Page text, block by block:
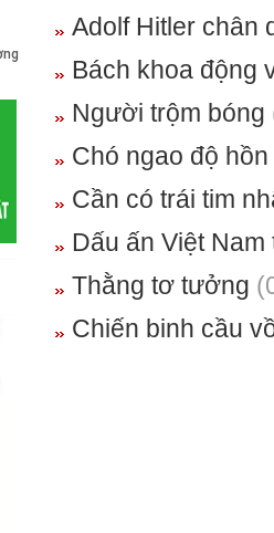
Adolf Hitler chân
Bách khoa động
Người trộm bóng
Chó ngao độ hồn
Cần có trái tim
Dấu ấn Việt
Thằng tơ tưởng
Chiến binh cầu